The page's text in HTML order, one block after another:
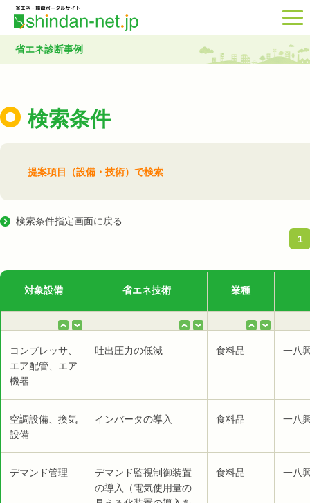
省エネ診断事例
検索条件
提案項目（設備・技術）で検索
検索条件指定画面に戻る
1
対象設備 省エネ技術 業種
コンプレッサ、
エア配管、エア
機器
吐出圧力の低減 食料品 一八
空調設備、換気
設備
インバータの導入 食料品 一八
デマンド管理
デマンド監視制御装置
の導入（電気使用量の
食料品 一八